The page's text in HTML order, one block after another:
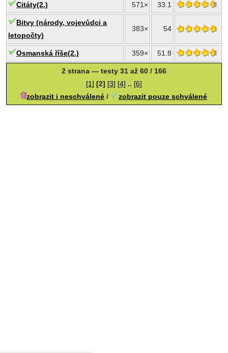
Citáty(2.) 571× 33.1
Bitvy (národy, vojevůdci a
letopočty)
383× 54
Osmanská říše(2.) 359× 51.8
2 strana — testy 31 až 60 / 166
[1] [2] [3] [4] .. [6]
zobrazit i neschválené / zobrazit pouze schválené